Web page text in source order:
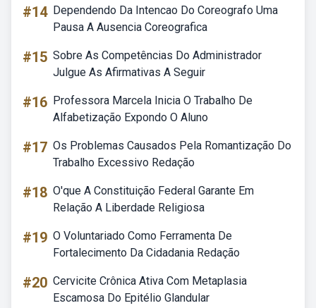
#14 Dependendo Da Intencao Do Coreografo Uma
Pausa A Ausencia Coreografica
#15 Sobre As Competências Do Administrador
Julgue As Afirmativas A Seguir
#16 Professora Marcela Inicia O Trabalho De
Alfabetização Expondo O Aluno
#17 Os Problemas Causados Pela Romantização Do
Trabalho Excessivo Redação
#18 O'que A Constituição Federal Garante Em
Relação A Liberdade Religiosa
#19 O Voluntariado Como Ferramenta De
Fortalecimento Da Cidadania Redação
#20 Cervicite Crônica Ativa Com Metaplasia
Escamosa Do Epitélio Glandular